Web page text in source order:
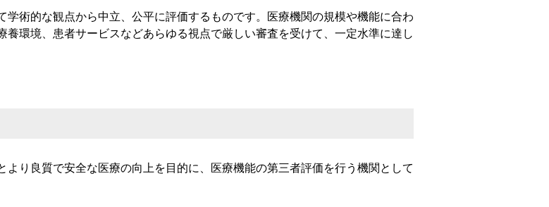
術的な観点から中立、公平に評価するものです。医療機関の規模や機能に合わ
環境、患者サービスなどあらゆる視点で厳しい審査を受けて、一定水準に達し
り良質で安全な医療の向上を目的に、医療機能の第三者評価を行う機関として